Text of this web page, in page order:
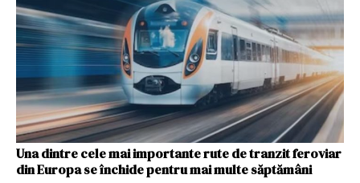
Una dintre cele mai importante rute de tranzit feroviar
din Europa se închide pentru mai multe săptămâni